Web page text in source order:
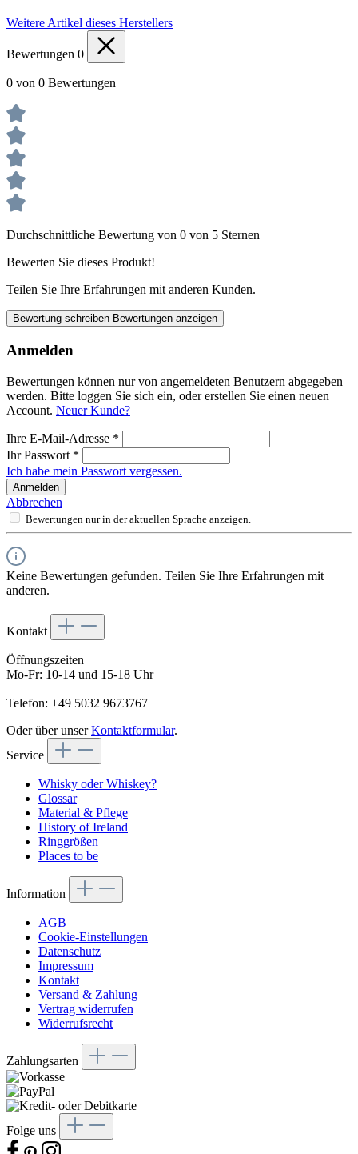
Weitere Artikel dieses Herstellers
Bewertungen 0
0 von 0 Bewertungen
Durchschnittliche Bewertung von 0 von 5 Sternen
Bewerten Sie dieses Produkt!
Teilen Sie Ihre Erfahrungen mit anderen Kunden.
Bewertung schreiben Bewertungen anzeigen
Anmelden
Bewertungen können nur von angemeldeten Benutzern abgegeben
werden. Bitte loggen Sie sich ein, oder erstellen Sie einen neuen
Account. Neuer Kunde?
Ihre E-Mail-Adresse *
Ihr Passwort *
Ich habe mein Passwort vergessen.
Anmelden
Abbrechen
Bewertungen nur in der aktuellen Sprache anzeigen.
Keine Bewertungen gefunden. Teilen Sie Ihre Erfahrungen mit
anderen.
Kontakt
Öffnungszeiten
Mo-Fr: 10-14 und 15-18 Uhr
Telefon: +49 5032 9673767
Oder über unserKontaktformular.
Service
Whisky oder Whiskey?
Glossar
Material & Pflege
History of Ireland
Ringgrößen
Places to be
Information
AGB
Cookie-Einstellungen
Datenschutz
Impressum
Kontakt
Versand & Zahlung
Vertrag widerrufen
Widerrufsrecht
Zahlungsarten
Folge uns